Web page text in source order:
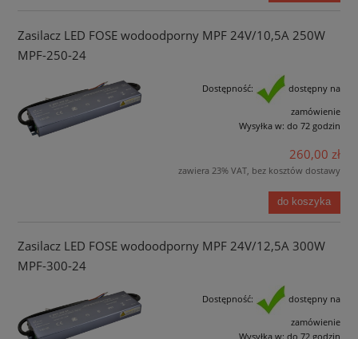
Zasilacz LED FOSE wodoodporny MPF 24V/10,5A 250W
MPF-250-24
Dostępność:
dostępny na
zamówienie
Wysyłka w: do 72 godzin
260,00 zł
zawiera 23% VAT, bez kosztów dostawy
do koszyka
Zasilacz LED FOSE wodoodporny MPF 24V/12,5A 300W
MPF-300-24
Dostępność:
dostępny na
zamówienie
Wysyłka w: do 72 godzin